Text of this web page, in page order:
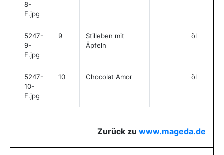
8-
F.jpg
5247-
9-
F.jpg
9
Stilleben mit
Äpfeln
öl
5247-
10-
F.jpg
10 Chocolat Amor öl
Zurück zu www.mageda.de